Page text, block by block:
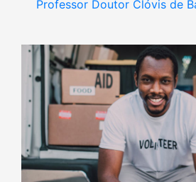
Professor Doutor Clóvis de